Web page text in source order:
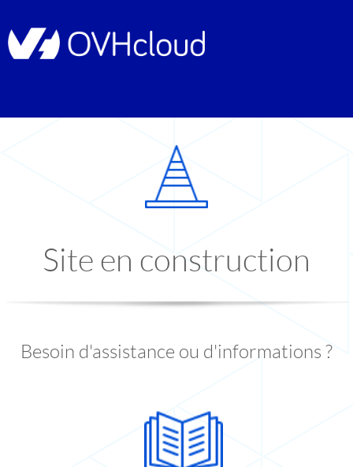
Site en construction
Besoin d'assistance ou d'informations ?